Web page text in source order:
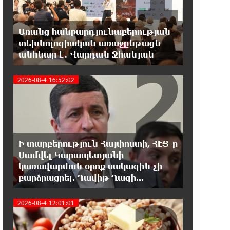
պարունակությունը գրեթե ամբողջ
շաբաթ գերազանցել է թույլատրելի սահմանը
18:40:08 8-08-2026
Իրանը պատրաստ է բացել
ընդունի հանրապետության պայմանները
18:21:30 8-08-2026
Երևանում անցկացվել է
հաշմանդամություն ունեցող
անձանց միջազգային մարզական փառատոն
18:02:58 8-08-2026
Դմիտրի Մեդվեդև. Արևմուտքի
նկատմամբ կրկնում է վրացական սցենարը
Առանց հանքարդյունաբերության
տեխնոլոգիական առաջընթացն
անհնար է․ Վարդան Ջհանյան
2026-08-4 16:52:02
Ի տարբերություն Հայփոստի, ՀԷՑ-ը
Սամվել Կարապետյանի
կառավարման օրոք սակագին չի
բարձրացրել. Դավիթ Ղազի...
2
2026-08-4 12:01:01